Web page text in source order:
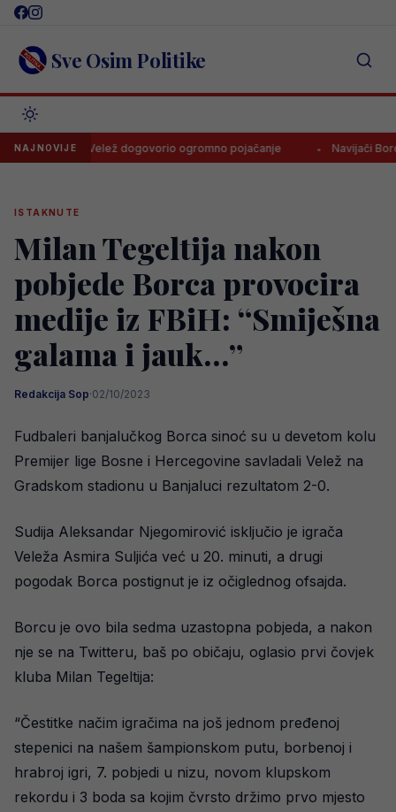
Skip
content Sve Osim Politike
NAJNOVIJEVelež dogovorio ogromno pojačanje Navijači Borca
ISTAKNUTE
Milan Tegeltija nakon
pobjede Borca provocira
medije iz FBiH: “Smiješna
galama i jauk…”
Redakcija Sop·02/10/2023
Fudbaleri banjalučkog Borca sinoć su u devetom kolu
Premijer lige Bosne i Hercegovine savladali Velež na
Gradskom stadionu u Banjaluci rezultatom 2-0.
Sudija Aleksandar Njegomirović isključio je igrača
Veleža Asmira Suljića već u 20. minuti, a drugi
pogodak Borca postignut je iz očiglednog ofsajda.
Borcu je ovo bila sedma uzastopna pobjeda, a nakon
nje se na Twitteru, baš po običaju, oglasio prvi čovjek
kluba Milan Tegeltija:
“Čestitke načim igračima na još jednom pređenoj
stepenici na našem šampionskom putu, borbenoj i
hrabroj igri, 7. pobjedi u nizu, novom klupskom
rekordu i 3 boda sa kojim čvrsto držimo prvo mjesto